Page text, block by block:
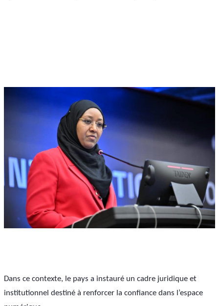
Dans ce contexte, le pays a instauré un cadre juridique et
institutionnel destiné à renforcer la confiance dans l’espace